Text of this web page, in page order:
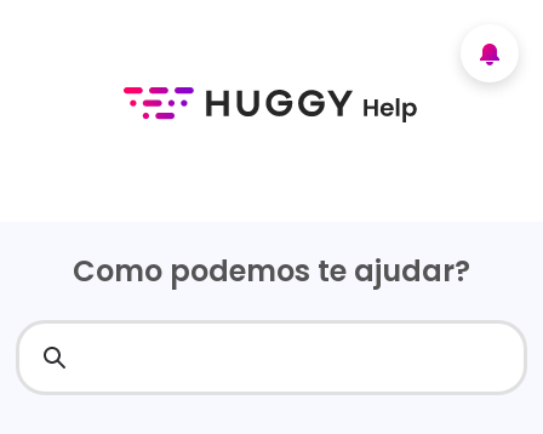
Como podemos te ajudar?